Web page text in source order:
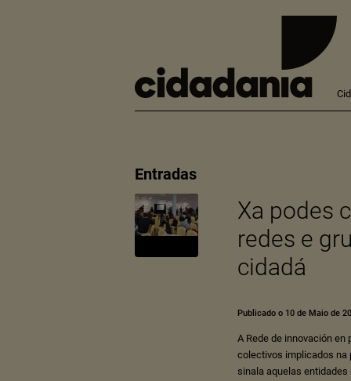
Entradas
Xa podes
redes e
cidadá
Publicado o 10 de Maio de
A Rede de innovación
colectivos implicados na
sinala aquelas